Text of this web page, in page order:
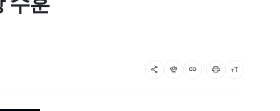
share flutter_dash link print format_size